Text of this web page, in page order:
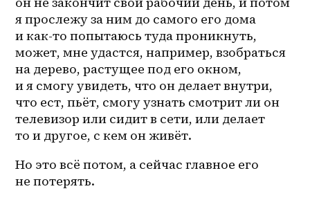
я прослежу за ним до самого его дома
и как-то попытаюсь туда проникнуть,
может, мне удастся, например, взобраться
на дерево, растущее под его окном,
и я смогу увидеть, что он делает внутри,
что ест, пьёт, смогу узнать смотрит ли он
телевизор или сидит в сети, или делает
то и другое, с кем он живёт.
Но это всё потом, а сейчас главное его
не потерять.